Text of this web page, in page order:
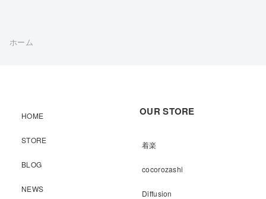
ホーム
HOME
STORE
BLOG
NEWS
OUR STORE
着楽
cocorozashi
Diffusion